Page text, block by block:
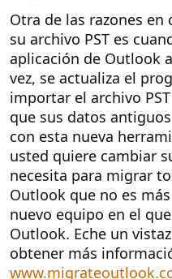
Otra de las razones
su archivo PST es
aplicación de Outlook
vez, se actualiza el
importar el archivo
que sus datos
con esta nueva
usted quiere cambiar
necesita para migrar
Outlook que no es
nuevo equipo en el
Outlook. Eche un
obtener más